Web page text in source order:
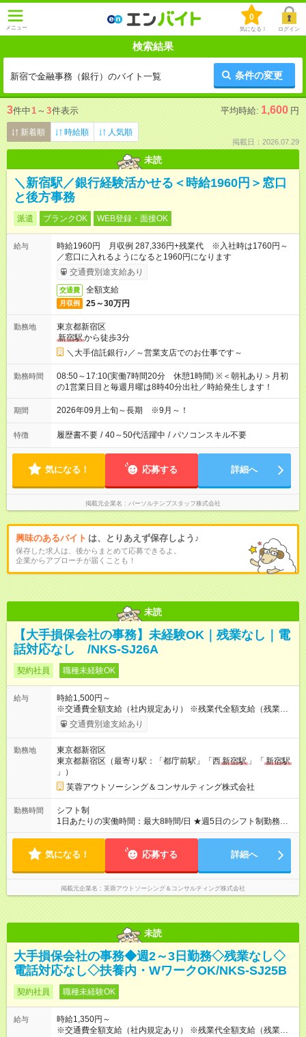
メニュー
0
気になる！ ログイン
検索結果
新宿で金融事務（銀行）のバイト一覧 条件の変更
3件中1 ～ 3件表示 平均時給: 1,600 円
新着順 時給順 人気順
掲載日：2026.07.29
未読
＼新宿駅／銀行経験活かせる＜時給1960円＞窓口
と後方事務
派遣 ブランクOK WEB登録・面接OK
給与
時給1960円 月収例 287,336円+残業代 ※入社時は1760円～
／窓口に入れるようになると1960円になります
交通費別途支給あり
交通費 全額支給
月収例 25～30万円
勤務地
東京都新宿区
新宿駅から徒歩3分
＼大手信託銀行♪／～営業支店でのお仕事です～
勤務時間
08:50～17:10(実働7時間20分 休憩1時間) ※＜朝礼あり＞月初
の1営業日目と毎週月曜は8時40分出社／時給発生します！
期間 2026年09月上旬～長期 ※9月～！
特徴 履歴書不要 / 40～50代活躍中 / パソコンスキル不要
気になる！ 応募する 詳細へ
掲載元企業名 パーソルテンプスタッフ株式会社
興味のあるバイト は、とりあえず保存しよう♪
保存した求人は、後からまとめて応募できるよ。
企業からアプローチが届くことも！
未読
【大手損保会社の事務】未経験OK｜残業なし｜電
話対応なし /NKS-SJ26A
契約社員 職種未経験OK
給与
時給1,500円～
※交通費全額支給（社内規定あり） ※残業代全額支給（残業が発
交通費別途支給あり
勤務地
東京都新宿区
東京都新宿区（最寄り駅：「都庁前駅」「西新宿駅 」「 新宿駅
」）
芙蓉アウトソーシング＆コンサルティング株式会社
勤務時間
シフト制
1日あたりの実働時間：最大8時間/日 ★週5日のシフト制勤務
8:00～17:00 ＊状況によって、12:00～21:00(遅番)でお願いする
など状況によってお願いする可能性あり）
気になる！ 応募する 詳細へ
掲載元企業名 芙蓉アウトソーシング＆コンサルティング株式会社
未読
大手損保会社の事務◆週2～3日勤務◇残業なし◇
電話対応なし◇扶養内・WワークOK/NKS-SJ25B
契約社員 職種未経験OK
給与
時給1,350円～
※交通費全額支給（社内規定あり） ※残業代全額支給（残業が発